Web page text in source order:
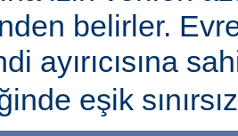
belirler.
ayırıcısına
eşik